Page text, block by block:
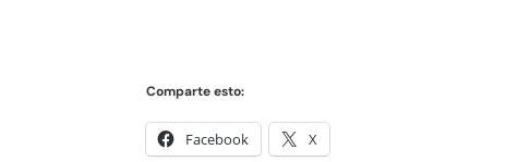
Comparte esto:
Facebook X